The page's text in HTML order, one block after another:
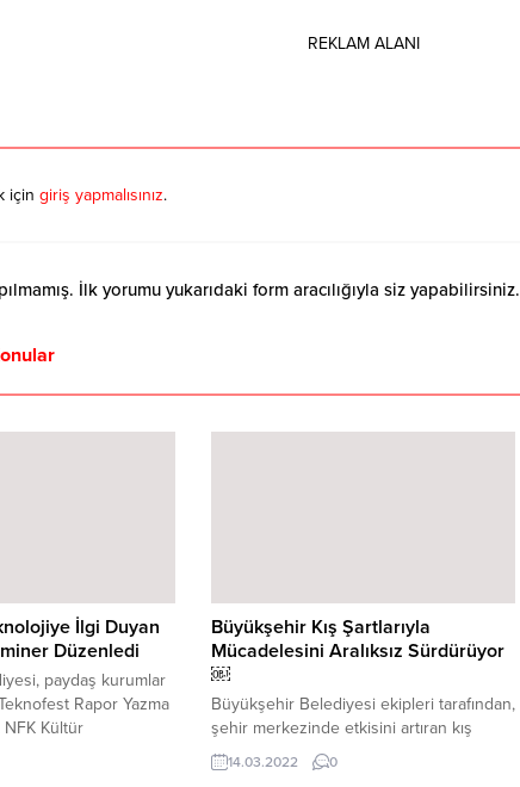
REKLAM ALANI
için giriş yapmalısınız.
İlk yorumu yukarıdaki form aracılığıyla siz yapabilirsiniz.
İlgi Duyan
Düzenledi
paydaş kurumlar
Rapor Yazma
Kültür
programda
İbrahim Aşçı,
Büyükşehir Kış Şartlarıyla
Mücadelesini Aralıksız Sürdürüyor
￼
Büyükşehir Belediyesi ekipleri tarafından,
şehir merkezinde etkisini artıran kış
şartlarıyla mücadele kapsamında yaya ve
araç trafiğinde herhangi bir aksamaya
14.03.2022 0